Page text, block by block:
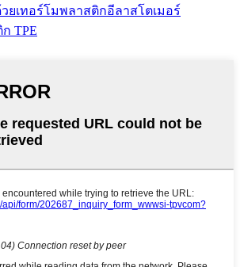
ยเทอร์โมพลาสติกอีลาสโตเมอร์
TPE